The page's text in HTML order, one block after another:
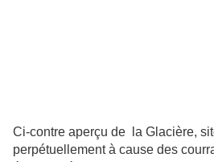
Ci-contre aperçu de la Glacière,
perpétuellement à cause des